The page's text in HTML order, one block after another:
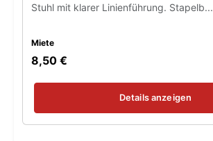
Stuhl mit klarer Linienführung. Stapelb...
Miete
8,50 €
Details anzeigen